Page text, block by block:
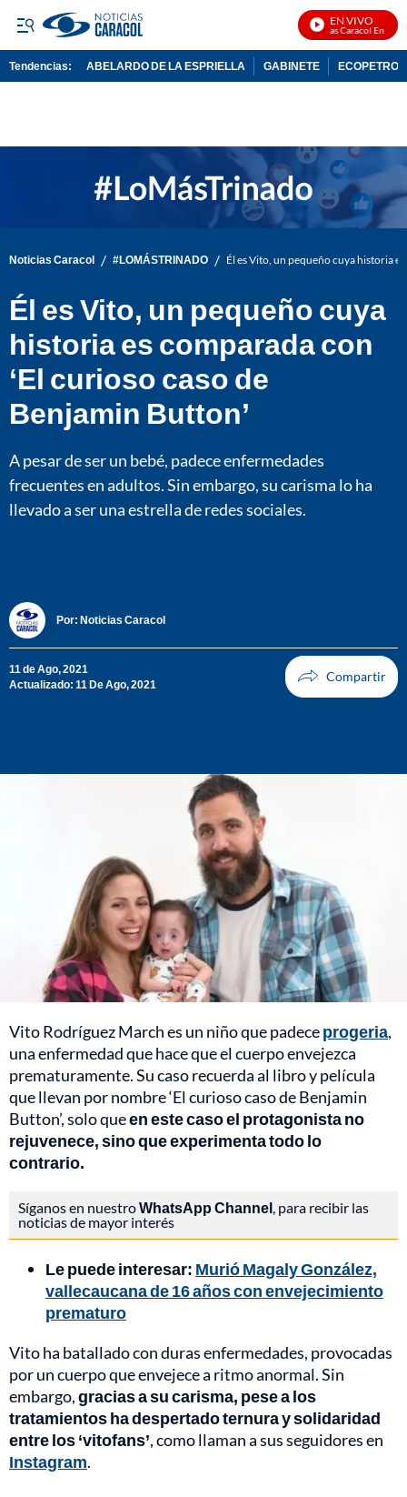
EN VIVO
Noticias Caracol En Vivo
Tendencias: ABELARDO DE LA ESPRIELLA GABINETE ECOPETROL
Noticias Caracol / #LOMÁSTRINADO / Él es Vito, un pequeño cuya historia
Él es Vito, un pequeño cuya
historia es comparada con
‘El curioso caso de
Benjamin Button’
A pesar de ser un bebé, padece enfermedades
frecuentes en adultos. Sin embargo, su carisma lo ha
llevado a ser una estrella de redes sociales.
Por: Noticias Caracol
11 de Ago, 2021
Actualizado: 11 De Ago, 2021
Vito Rodríguez March es un niño que padeceprogeria,
una enfermedad que hace que el cuerpo envejezca
prematuramente. Su caso recuerda al libro y película
que llevan por nombre ‘El curioso caso de Benjamin
Button’, solo queen este caso el protagonista no
rejuvenece, sino que experimenta todo lo
contrario.
Síganos en nuestroWhatsApp Channel, para recibir las
noticias de mayor interés
Le puede interesar: Murió Magaly González,
vallecaucana de 16 años con envejecimiento
prematuro
Vito ha batallado con duras enfermedades, provocadas
por un cuerpo que envejece a ritmo anormal. Sin
embargo,gracias a su carisma, pese a los
tratamientos ha despertado ternura y solidaridad
entre los ‘vitofans’, como llaman a sus seguidores en
Instagram.